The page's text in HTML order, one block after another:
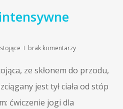
brak komentarzy
ze skłonem do przodu,
jest tył ciała od stóp
ćwiczenie jogi dla